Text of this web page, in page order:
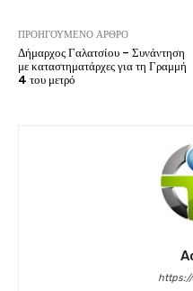
ΠΡΟΗΓΟΎΜΕΝΟ ΆΡΘΡΟ
Δήμαρχος Γαλατσίου – Συνάντηση
με καταστηματάρχες για τη Γραμμή
4 του μετρό